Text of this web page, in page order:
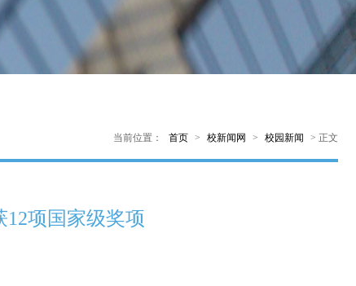
当前位置： 首页 > 校新闻网 > 校园新闻 > 正文
项国家级奖项